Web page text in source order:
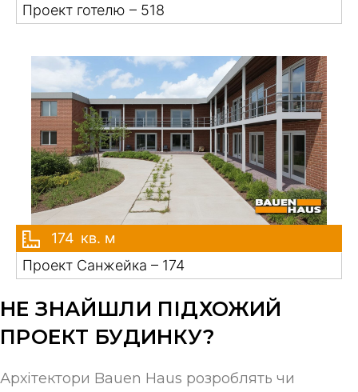
Проект готелю – 518
174 кв. м
Проект Санжейка – 174
НЕ ЗНАЙШЛИ ПІДХОЖИЙ
ПРОЕКТ БУДИНКУ?
Архітектори Bauen Haus розроблять чи